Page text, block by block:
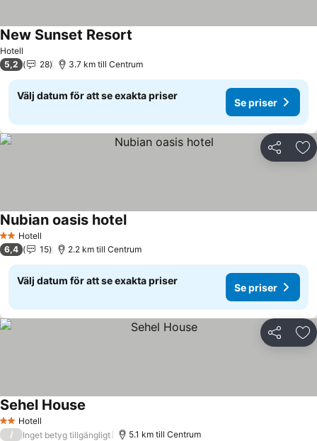
Hotell
New Sunset Resort
5,2 28 3.7 km till Centrum
Välj datum för att se exakta priser
Se priser
Dela
2 Stjärnor
Hotell
Nubian oasis hotelSe priser
6,4 15 2.2 km till Centrum
Välj datum för att se exakta priser
Se priser
Dela
2 Stjärnor
Hotell
Sehel House
/ Inget betyg tillgängligt 5.1 km till Centrum